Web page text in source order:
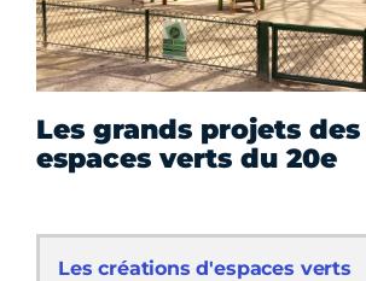
Les grands projets
espaces verts du 20e
Les créations d'espaces verts